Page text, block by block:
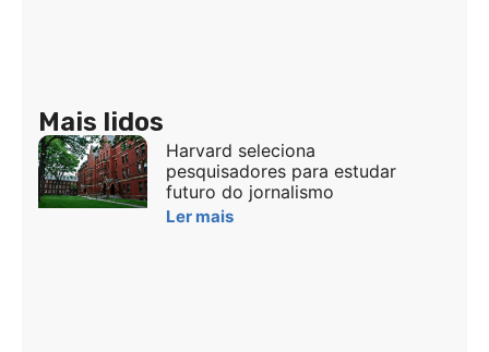
Mais lidos
Harvard seleciona
pesquisadores para estudar
futuro do jornalismo
Ler mais